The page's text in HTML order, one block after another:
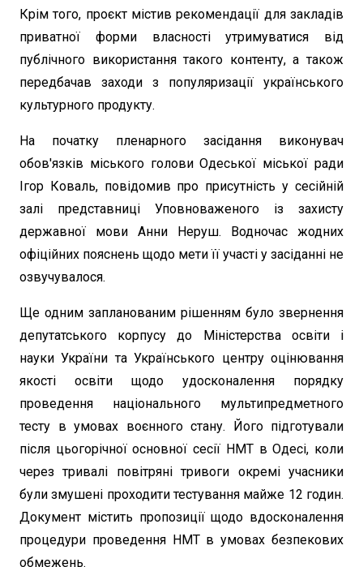
Крім того, проєкт містив рекомендації для закладів
приватної форми власності утримуватися від
публічного використання такого контенту, а також
передбачав заходи з популяризації українського
культурного продукту.
На початку пленарного засідання виконувач
обов'язків міського голови Одеської міської ради
Ігор Коваль, повідомив про присутність у сесійній
залі представниці Уповноваженого із захисту
державної мови Анни Неруш. Водночас жодних
офіційних пояснень щодо мети її участі у засіданні не
озвучувалося.
Ще одним запланованим рішенням було звернення
депутатського корпусу до Міністерства освіти і
науки України та Українського центру оцінювання
якості освіти щодо удосконалення порядку
проведення національного мультипредметного
тесту в умовах воєнного стану. Його підготували
після цьогорічної основної сесії НМТ в Одесі, коли
через тривалі повітряні тривоги окремі учасники
були змушені проходити тестування майже 12 годин.
Документ містить пропозиції щодо вдосконалення
процедури проведення НМТ в умовах безпекових
обмежень.